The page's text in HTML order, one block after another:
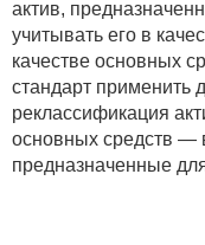
актив,
учитывать его в
качестве основных
стандарт применить
реклассификация
основных средств —
предназначенные